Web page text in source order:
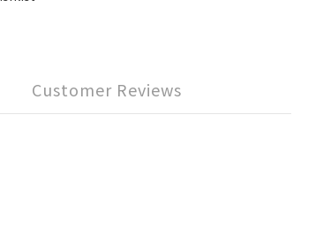
Customer Reviews